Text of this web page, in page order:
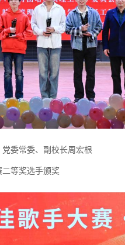
委常委、副校长周宏根
等奖选手颁奖